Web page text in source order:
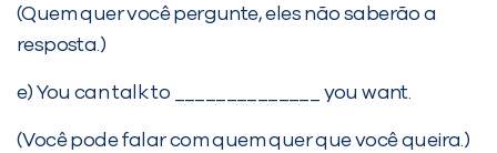
(Quem quer você pergunte, eles não saberão a
resposta.)
e) You can talk to ______________ you want.
(Você pode falar com quem quer que você queira.)
Você é aluno inFlux?
Sim